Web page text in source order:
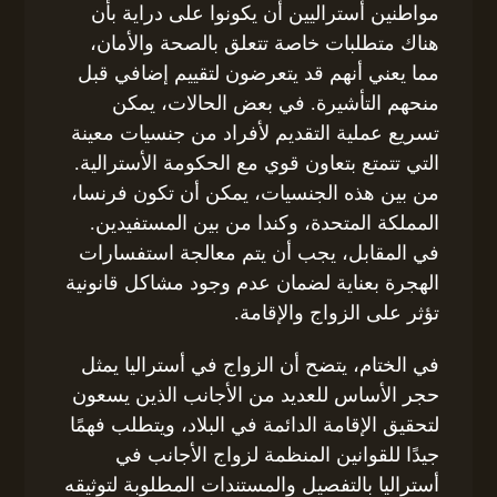
مواطنين أستراليين أن يكونوا على دراية بأن
هناك متطلبات خاصة تتعلق بالصحة والأمان،
مما يعني أنهم قد يتعرضون لتقييم إضافي قبل
منحهم التأشيرة. في بعض الحالات، يمكن
تسريع عملية التقديم لأفراد من جنسيات معينة
التي تتمتع بتعاون قوي مع الحكومة الأسترالية.
من بين هذه الجنسيات، يمكن أن تكون فرنسا،
المملكة المتحدة، وكندا من بين المستفيدين.
في المقابل، يجب أن يتم معالجة استفسارات
الهجرة بعناية لضمان عدم وجود مشاكل قانونية
تؤثر على الزواج والإقامة.
في الختام، يتضح أن الزواج في أستراليا يمثل
حجر الأساس للعديد من الأجانب الذين يسعون
لتحقيق الإقامة الدائمة في البلاد، ويتطلب فهمًا
جيدًا للقوانين المنظمة لزواج الأجانب في
أستراليا بالتفصيل والمستندات المطلوبة لتوثيقه